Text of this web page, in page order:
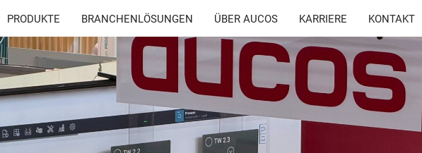
PRODUKTE BRANCHENLÖSUNGEN ÜBER AUCOS KARRIERE KONTAKT